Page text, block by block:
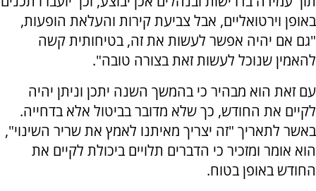
באופן וירטואליים, אבל צביעת קירות והעלאת הופעות,
"גם אם יהיה אפשר לעשות את זה, בטיחותית קשה
להאמין שנוכל לעשות זאת בצורה טובה".
עם זאת הוא מבהיר כי בהמשך השנה יתכן וניתן יהיה
לקיים את החודש, כך שלא מדובר בביטול אלא בדחייה.
באשר לתאריך "זה יצריך מאיתנו לאמץ את שריר השינוי",
הוא אומר ומזכיר כי הדברים תלויים ביכולת לקיים את
החודש באופן בטוח.